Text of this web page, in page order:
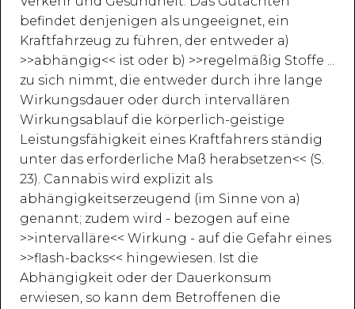
befindet denjenigen als ungeeignet, ein
Kraftfahrzeug zu führen, der entweder a)
>>abhängig<< ist oder b) >>regelmäßig Stoffe ...
zu sich nimmt, die entweder durch ihre lange
Wirkungsdauer oder durch intervallären
Wirkungsablauf die körperlich-geistige
Leistungsfähigkeit eines Kraftfahrers ständig
unter das erforderliche Maß herabsetzen<< (S.
23). Cannabis wird explizit als
abhängigkeitserzeugend (im Sinne von a)
genannt; zudem wird - bezogen auf eine
>>intervalläre<< Wirkung - auf die Gefahr eines
>>flash-backs<< hingewiesen. Ist die
Abhängigkeit oder der Dauerkonsum
erwiesen, so kann dem Betroffenen die